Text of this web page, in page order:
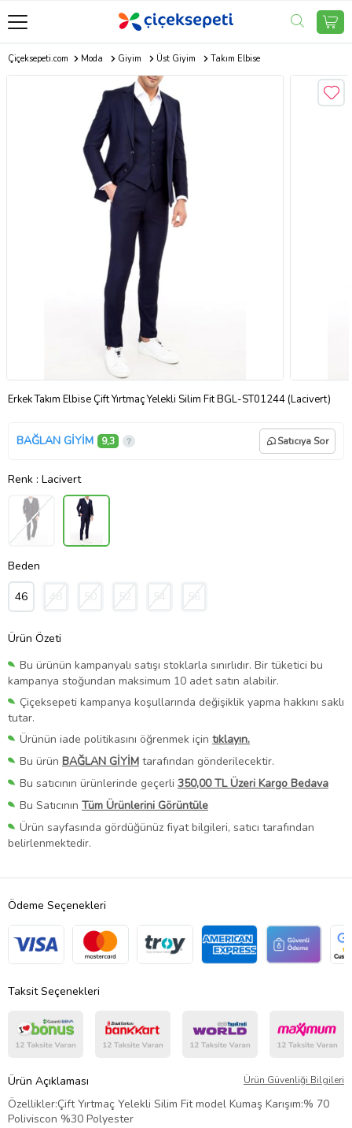
Çiçeksepeti.com Moda Giyim Üst Giyim Takım Elbise
Erkek Takım Elbise Çift Yırtmaç Yelekli Silim Fit BGL-ST01244 (Lacivert)
BAĞLAN GİYİM 9,3 Satıcıya Sor
Renk : Lacivert
Beden
46 48 50 52 54 56
Ürün Özeti
Bu ürünün kampanyalı satışı stoklarla sınırlıdır. Bir tüketici bu
kampanya stoğundan maksimum 10 adet satın alabilir.
Çiçeksepeti kampanya koşullarında değişiklik yapma hakkını saklı
tutar.
Ürünün iade politikasını öğrenmek için tıklayın.
Bu ürün BAĞLAN GİYİM tarafından gönderilecektir.
Bu satıcının ürünlerinde geçerli 350,00 TL Üzeri Kargo Bedava
Bu Satıcının Tüm Ürünlerini Görüntüle
Ürün sayfasında gördüğünüz fiyat bilgileri, satıcı tarafından
belirlenmektedir.
Ödeme Seçenekleri
Taksit Seçenekleri
Ürün Açıklaması Ürün Güvenliği Bilgileri
Özellikler:Çift Yırtmaç Yelekli Silim Fit model Kumaş Karışım:% 70
Poliviscon %30 Polyester